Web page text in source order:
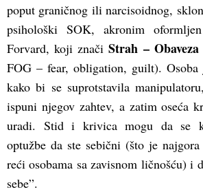
poput graničnog ili narcisoidnog,
psihološki SOK, akronim
Forvard, koji značiStrah –
FOG – fear, obligation, guilt). Osoba
kako bi se suprotstavila
ispuni njegov zahtev, a zatim oseća
uradi. Stid i krivica mogu da se
optužbe da ste sebični (što je
reći osobama sa zavisnom ličnošću) i
sebe”.